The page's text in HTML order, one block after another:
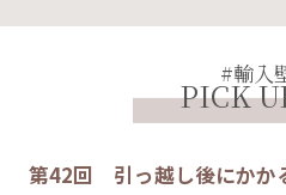
#輸入
PICK
第42回 引っ越し後にかか